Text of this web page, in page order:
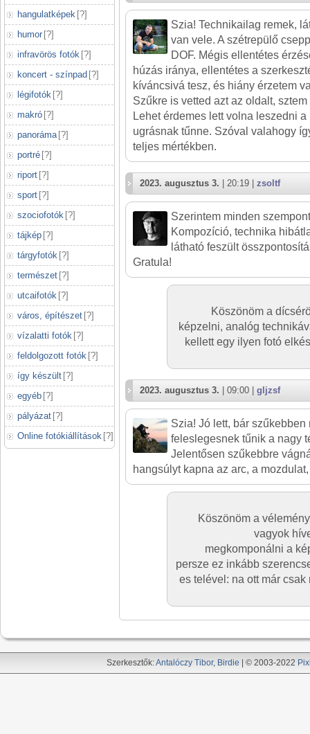
hangulatképek [?]
humor [?]
infravörös fotók [?]
koncert - színpad [?]
légifotók [?]
makró [?]
panoráma [?]
portré [?]
riport [?]
sport [?]
szociofotók [?]
tájkép [?]
tárgyfotók [?]
természet [?]
utcaifotók [?]
város, építészet [?]
vízalatti fotók [?]
feldolgozott fotók [?]
így készült [?]
egyéb [?]
pályázat [?]
Online fotókiállítások [?]
Szia! Technikailag remek,
van vele. A szétrepülő
DOF. Mégis ellentétes
húzás iránya, ellentétes a
kíváncsivá tesz, és hiány érzetem
Szűkre is vetted azt az oldalt,
Lehet érdemes lett volna leszedni
ugrásnak tűnne. Szóval valahogy
teljes mértékben.
2023. augusztus 3. | 20:19 | zsoltf
Szerintem minden
Kompozíció, technika
látható feszült
Gratula!
Köszönöm a
képzelni, analóg
kellett egy ilyen fotó
2023. augusztus 3. | 09:00 | gljzsf
Szia! Jó lett, bár
feleslegesnek tűnik a nagy
Jelentősen szűkebbre
hangsúlyt kapna az arc, a
Köszönöm a
vagyok
megkomponálni a
persze ez inkább
es telével: na ott már
Szerkesztők:Antalóczy Tibor, Birdie | © 2003-2022